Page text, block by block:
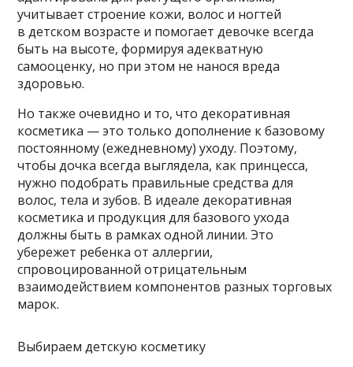
учитывает строение кожи, волос и ногтей
в детском возрасте и помогает девочке всегда
быть на высоте, формируя адекватную
самооценку, но при этом не нанося вреда
здоровью.
Но также очевидно и то, что декоративная
косметика — это только дополнение к базовому
постоянному (ежедневному) уходу. Поэтому,
чтобы дочка всегда выглядела, как принцесса,
нужно подобрать правильные средства для
волос, тела и зубов. В идеале декоративная
косметика и продукция для базового ухода
должны быть в рамках одной линии. Это
убережет ребенка от аллергии,
спровоцированной отрицательным
взаимодействием компонентов разных торговых
марок.
Выбираем детскую косметику